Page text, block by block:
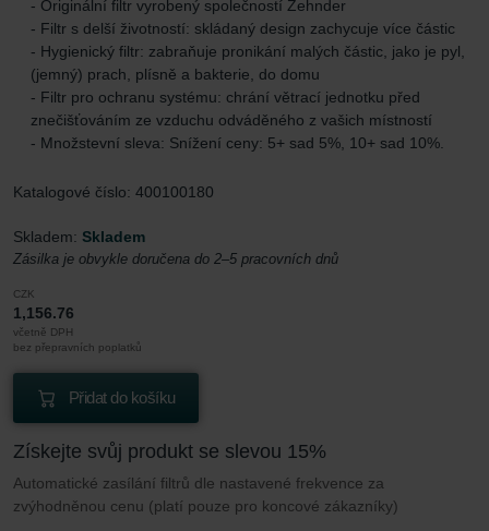
- Originální filtr vyrobený společností Zehnder
- Filtr s delší životností: skládaný design zachycuje více částic
- Hygienický filtr: zabraňuje pronikání malých částic, jako je pyl,
(jemný) prach, plísně a bakterie, do domu
- Filtr pro ochranu systému: chrání větrací jednotku před
znečišťováním ze vzduchu odváděného z vašich místností
- Množstevní sleva: Snížení ceny: 5+ sad 5%, 10+ sad 10%.
Katalogové číslo: 400100180
Skladem: Skladem
Zásilka je obvykle doručena do 2–5 pracovních dnů
CZK
1,156.76
včetně DPH
bez přepravních poplatků
Přidat do košíku
Získejte svůj produkt se slevou 15%
Automatické zasílání filtrů dle nastavené frekvence za
zvýhodněnou cenu (platí pouze pro koncové zákazníky)